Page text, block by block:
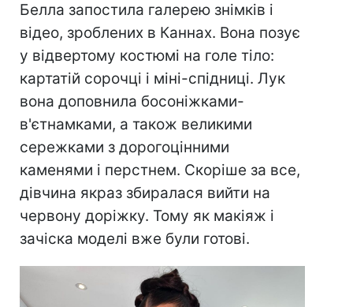
Белла запостила галерею знімків і
відео, зроблених в Каннах. Вона позує
у відвертому костюмі на голе тіло:
картатій сорочці і міні-спідниці. Лук
вона доповнила босоніжками-
в'єтнамками, а також великими
сережками з дорогоцінними
каменями і перстнем. Скоріше за все,
дівчина якраз збиралася вийти на
червону доріжку. Тому як макіяж і
зачіска моделі вже були готові.